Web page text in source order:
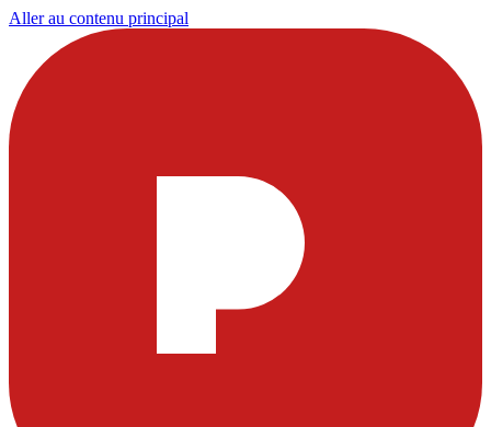
Aller au contenu principal